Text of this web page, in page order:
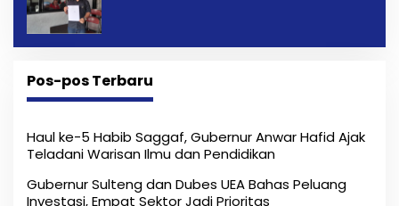
Pos-pos Terbaru
Haul ke-5 Habib Saggaf, Gubernur Anwar Hafid Ajak
Teladani Warisan Ilmu dan Pendidikan
Gubernur Sulteng dan Dubes UEA Bahas Peluang
Investasi, Empat Sektor Jadi Prioritas